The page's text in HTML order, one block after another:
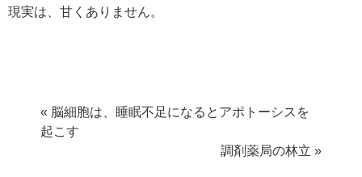
現実は、甘くありません。
« 脳細胞は、睡眠不足になるとアポトーシスを
起こす
調剤薬局の林立 »